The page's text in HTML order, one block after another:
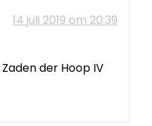
14 juli 2019 om 20:39
der Hoop IV